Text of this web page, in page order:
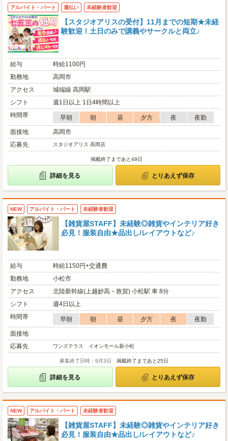
アルバイト・パート 週払い 未経験者歓迎
【スタジオアリスの受付】11月までの短期★未経
験歓迎！土日のみで講義やサークルと両立♪
給与
時給1100円
勤務地
高岡市
アクセス
城端線 高岡駅
シフト
週1日以上 1日4時間以上
時間帯
早朝 朝 昼 夕方 夜
夜勤
面接地
高岡市
応募先
スタジオアリス 高岡店
掲載終了まであと49日
詳細を見る とりあえず保存
NEW アルバイト・パート 未経験者歓迎
【雑貨屋STAFF】未経験◎雑貨やインテリア好き
必見！服装自由★品出し/レイアウトなど♪
給与
時給1150円+交通費
勤務地
小松市
アクセス
北陸新幹線(上越妙高－敦賀) 小松駅 車 8分
シフト
週4日以上
時間帯
早朝 朝 昼 夕方 夜
夜勤
面接地
応募先
ワンズテラス イオンモール新小松
募集終了日時：9月3日 掲載終了まであと25日
詳細を見る とりあえず保存
NEW アルバイト・パート 未経験者歓迎
【雑貨屋STAFF】未経験◎雑貨やインテリア好き
必見！服装自由★品出し/レイアウトなど♪